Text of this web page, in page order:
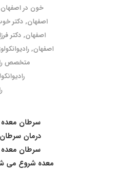
خون در اصفهان
اصفهان, دکتر
اصفهان, دکتر
اصفهان,
متخصص
سرطان معده
درمان
سرطان
معده شروع می